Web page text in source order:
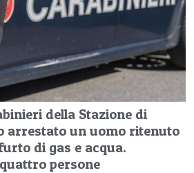
della Stazione di
arrestato un uomo ritenuto
di gas e acqua.
persone